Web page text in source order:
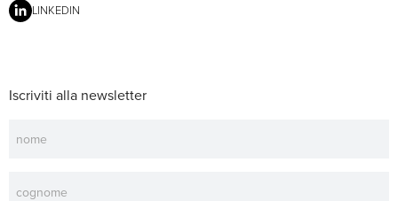
LINKEDIN
Iscriviti alla newsletter